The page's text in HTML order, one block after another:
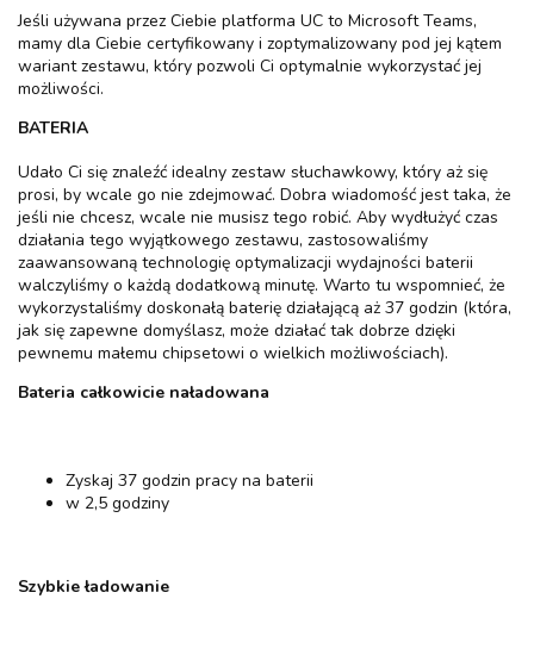
Jeśli używana przez Ciebie platforma UC to Microsoft Teams,
mamy dla Ciebie certyfikowany i zoptymalizowany pod jej kątem
wariant zestawu, który pozwoli Ci optymalnie wykorzystać jej
możliwości.
BATERIA
Udało Ci się znaleźć idealny zestaw słuchawkowy, który aż się
prosi, by wcale go nie zdejmować. Dobra wiadomość jest taka, że
jeśli nie chcesz, wcale nie musisz tego robić. Aby wydłużyć czas
działania tego wyjątkowego zestawu, zastosowaliśmy
zaawansowaną technologię optymalizacji wydajności baterii
walczyliśmy o każdą dodatkową minutę. Warto tu wspomnieć, że
wykorzystaliśmy doskonałą baterię działającą aż 37 godzin (która,
jak się zapewne domyślasz, może działać tak dobrze dzięki
pewnemu małemu chipsetowi o wielkich możliwościach).
Bateria całkowicie naładowana
Zyskaj 37 godzin pracy na baterii
w 2,5 godziny
Szybkie ładowanie